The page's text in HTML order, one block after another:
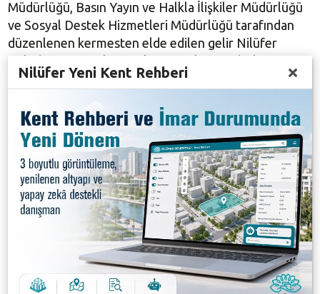
Müdürlüğü, Basın Yayın ve Halkla İlişkiler Müdürlüğü
ve Sosyal Destek Hizmetleri Müdürlüğü tarafından
düzenlenen kermesten elde edilen gelir Nilüfer
aracılığıyla ihtiyaç sahiplerine destek verilecek ve bir
“Motivasyonu artıracak uygulamalar sürecek”
Gerçekleştirilen kermesin Çalışan Memnuniyet
Araştırması (ÇMA) uygulamalarının devamı
niteliğinde olduğunu ifade eden Nilüfer Belediyesi
İnsan Kaynakları Danışmanı Doç. Dr. Kurtuluş
Kaymaz kermeslerin devam edeceğini belirtti.
Kaymaz “Kermes etkinliğinin sosyal diyalog aracı
Nilüfer Yeni Kent Rehberi